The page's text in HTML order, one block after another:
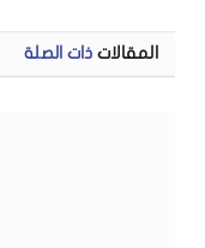
المقالات ذات الصلة